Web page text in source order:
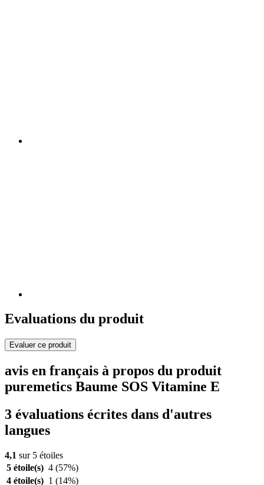
Evaluations du produit
Evaluer ce produit
avis en français à propos du produit
puremetics Baume SOS Vitamine E
3 évaluations écrites dans d'autres
langues
4,1 sur 5 étoiles
5 étoile(s) 4 (57%)
4 étoile(s) 1 (14%)